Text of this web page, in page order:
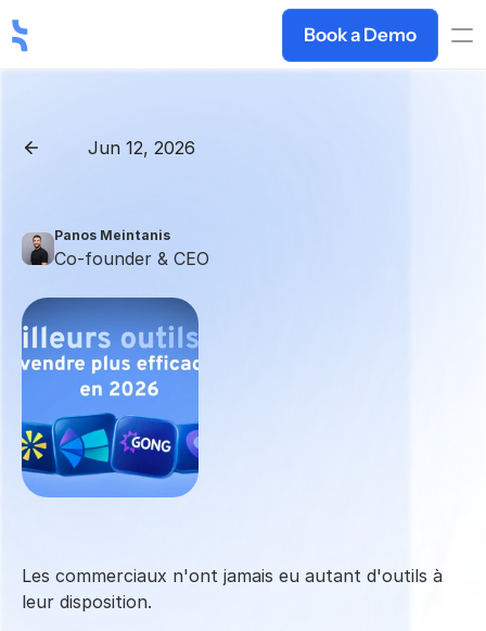
Book a Demo
Jun 12, 2026
pour commerciaux
Panos Meintanis
Co-founder & CEO
Les commerciaux n'ont jamais eu autant d'outils à
leur disposition.